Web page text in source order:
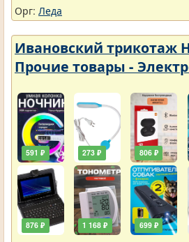
Орг: Леда
Ивановский трикотаж
Прочие товары -
591 ₽
876 ₽
273 ₽
1 168 ₽
806 ₽
699 ₽